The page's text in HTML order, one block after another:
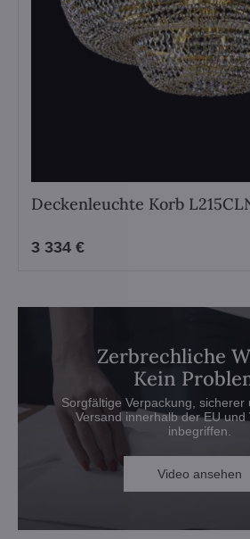
Deckenleuchte Korb
3 334 €
Zerbrechliche
Kein
Sorgfältige Verpackung, sicherer
Versand innerhalb der EU und
inbegriffen.
Video ansehen